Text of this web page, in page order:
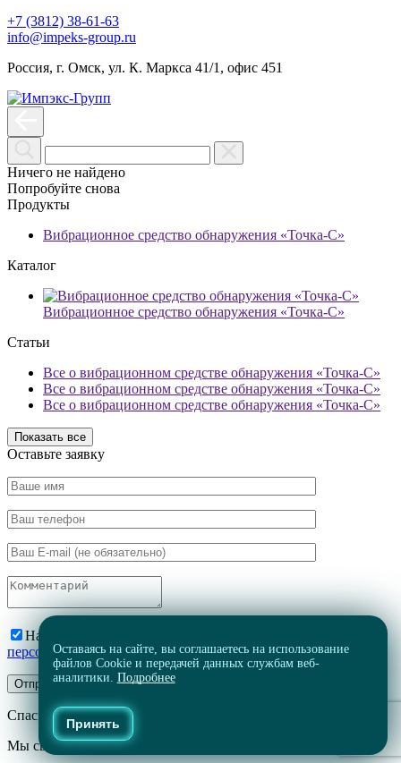
Оставаясь на сайте, вы соглашаетесь на использование
файлов Cookie и передачей данных службам веб-
аналитики. Подробнее
Принять
+7 (3812) 38-61-63
info@impeks-group.ru
Россия, г. Омск, ул. К. Маркса 41/1, офис 451
Ничего не найдено
Попробуйте снова
Продукты
Вибрационное средство обнаружения «Точка-С»
Каталог
Вибрационное средство обнаружения «Точка-С»
Статьи
Все о вибрационном средстве обнаружения «Точка-С»
Все о вибрационном средстве обнаружения «Точка-С»
Все о вибрационном средстве обнаружения «Точка-С»
Показать все
Оставьте заявку
Нажимая на кнопку, вы соглашаетесь на
персональных данных
Спасибо за обращение
Мы свяжемся с Вами в ближайшее время